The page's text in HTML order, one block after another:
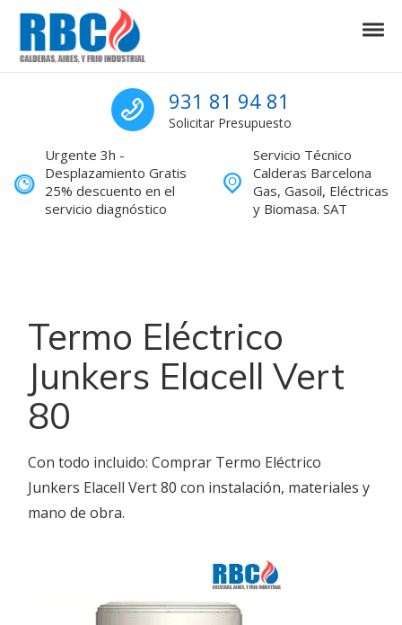
Skip to navigation
Skip to content
Calderas Barcelona Servicio
Calderas Barcelona Servicio Técnico reparaciones
Sat calderas
931 81 94 81
Solicitar Presupuesto
Urgente 3h -
Desplazamiento Gratis
25% descuento en el
servicio diagnóstico
Servicio Técnico
Calderas Barcelona
Gas, Gasoil, Eléctricas
y Biomasa. SAT
Termo Eléctrico
Junkers Elacell Vert
80
Con todo incluido: Comprar Termo Eléctrico
Junkers Elacell Vert 80 con instalación, materiales y
mano de obra.